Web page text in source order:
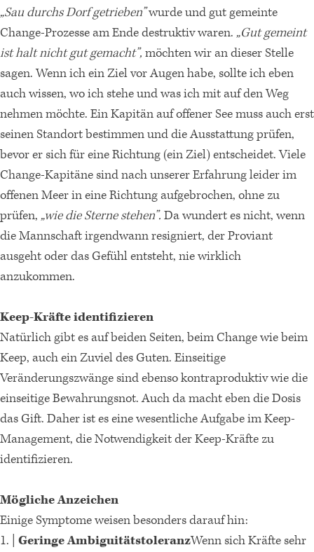
„Sau durchs Dorf getrieben”wurde und gut gemeinte
Change-Prozesse am Ende destruktiv waren. „Gut gemeint
ist halt nicht gut gemacht”, möchten wir an dieser Stelle
sagen. Wenn ich ein Ziel vor Augen habe, sollte ich eben
auch wissen, wo ich stehe und was ich mit auf den Weg
nehmen möchte. Ein Kapitän auf offener See muss auch erst
seinen Standort bestimmen und die Ausstattung prüfen,
bevor er sich für eine Richtung (ein Ziel) entscheidet. Viele
Change-Kapitäne sind nach unserer Erfahrung leider im
offenen Meer in eine Richtung aufgebrochen, ohne zu
prüfen, „wie die Sterne stehen”. Da wundert es nicht, wenn
die Mannschaft irgendwann resigniert, der Proviant
ausgeht oder das Gefühl entsteht, nie wirklich
anzukommen.
Keep-Kräfte identifizieren
Natürlich gibt es auf beiden Seiten, beim Change wie beim
Keep, auch ein Zuviel des Guten. Einseitige
Veränderungszwänge sind ebenso kontraproduktiv wie die
einseitige Bewahrungsnot. Auch da macht eben die Dosis
das Gift. Daher ist es eine wesentliche Aufgabe im Keep-
Management, die Notwendigkeit der Keep-Kräfte zu
identifizieren.
Mögliche Anzeichen
Einige Symptome weisen besonders darauf hin:
1. | Geringe AmbiguitätstoleranzWenn sich Kräfte sehr